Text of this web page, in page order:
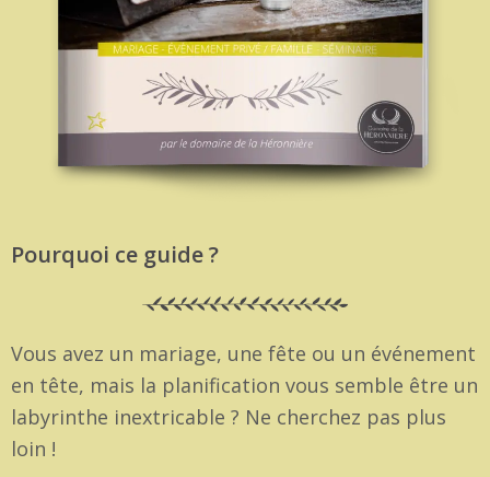
Pourquoi ce guide ?
Vous avez un mariage, une fête ou un événement
en tête, mais la planification vous semble être un
labyrinthe inextricable ? Ne cherchez pas plus
loin !